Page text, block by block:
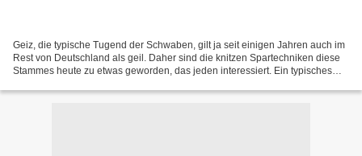
Geiz, die typische Tugend der Schwaben, gilt ja seit einigen Jahren auch im
Rest von Deutschland als geil. Daher sind die knitzen Spartechniken diese
Stammes heute zu etwas geworden, das jeden interessiert. Ein typisches